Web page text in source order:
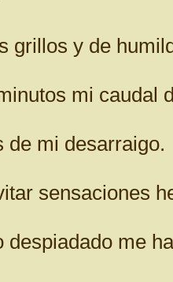
grillos y de
mi caudal
de mi desarraigo.
sensaciones
despiadado me